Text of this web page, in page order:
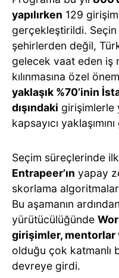
yapılırken 129
gerçekleştirildi.
şehirlerden değil,
gelecek vaat eden iş
kılınmasına özel
yaklaşık %70’inin
dışındaki girişimlerle
kapsayıcı
Seçim süreçlerinde
Entrapeer’ın yapay
skorlama
Bu aşamanın ardından
yürütücülüğünde
girişimler, mentorlar
olduğu çok katmanlı
devreye girdi.